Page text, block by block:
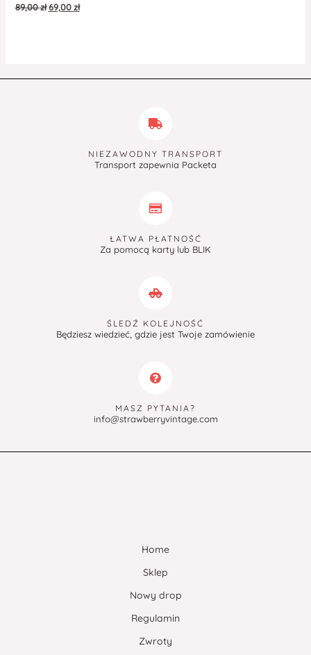
89,00zł 69,00zł
NIEZAWODNY TRANSPORT
Transport zapewnia Packeta
ŁATWA PŁATNOŚĆ
Za pomocą karty lub BLIK
ŚLEDŹ KOLEJNOŚĆ
Będziesz wiedzieć, gdzie jest Twoje zamówienie
MASZ PYTANIA?
info@strawberryvintage.com
Home
Sklep
Nowy drop
Regulamin
Zwroty